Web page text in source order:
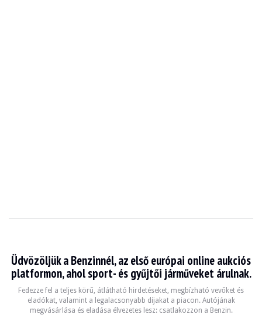
Üdvözöljük a Benzinnél, az első európai online aukciós
platformon, ahol sport- és gyűjtői járműveket árulnak.
Fedezze fel a teljes körű, átlátható hirdetéseket, megbízható vevőket és
eladókat, valamint a legalacsonyabb díjakat a piacon. Autójának
megvásárlása és eladása élvezetes lesz: csatlakozzon a Benzin.